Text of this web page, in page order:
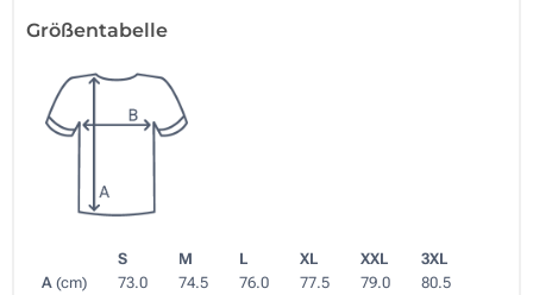
Größentabelle
S M L XL XXL
3XL
A (cm) 73.0 74.5 76.0 77.5 79.0
80.5